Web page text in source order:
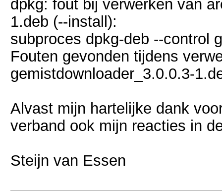
dpkg: fout bij verwerken van
1.deb (--install):
subproces dpkg-deb --control
Fouten gevonden tijdens
gemistdownloader_3.0.0.3-
Alvast mijn hartelijke dank
verband ook mijn reacties in
Steijn van Essen